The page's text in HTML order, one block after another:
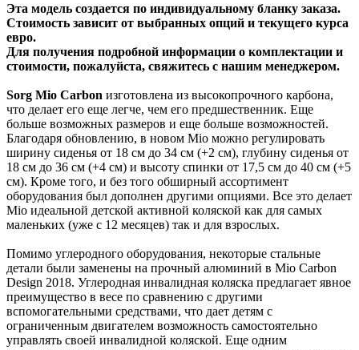
Эта модель создается по индивидуальному бланку заказа.
Стоимость зависит от выбранных опций и текущего курса
евро.
Для получения подробной информации о комплектации и
стоимости, пожалуйста, свяжитесь с нашим менеджером.
Sorg Mio Carbon изготовлена из высокопрочного карбона,
что делает его еще легче, чем его предшественник. Еще
больше возможных размеров и еще больше возможностей.
Благодаря обновлению, в новом Mio можно регулировать
ширину сиденья от 18 см до 34 см (+2 см), глубину сиденья от
18 см до 36 см (+4 см) и высоту спинки от 17,5 см до 40 см (+5
см). Кроме того, и без того обширный ассортимент
оборудования был дополнен другими опциями. Все это делает
Mio идеальной детской активной коляской как для самых
маленьких (уже с 12 месяцев) так и для взрослых.
Помимо углеродного оборудования, некоторые стальные
детали были заменены на прочный алюминий в Mio Carbon
Design 2018. Углеродная инвалидная коляска предлагает явное
преимущество в весе по сравнению с другими
вспомогательными средствами, что дает детям с
ограниченным двигателем возможность самостоятельно
управлять своей инвалидной коляской. Еще одним